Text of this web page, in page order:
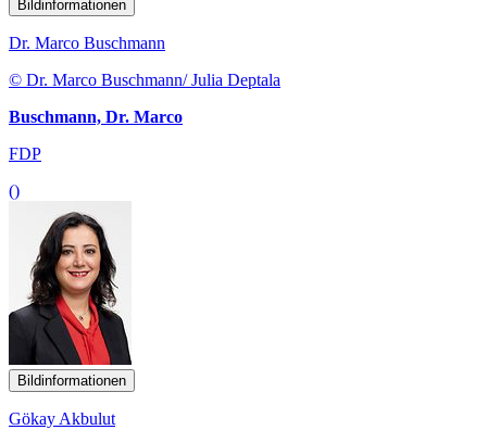
Bildinformationen
Dr. Marco Buschmann
© Dr. Marco Buschmann/ Julia Deptala
Buschmann, Dr. Marco
FDP
()
Bildinformationen
Gökay Akbulut